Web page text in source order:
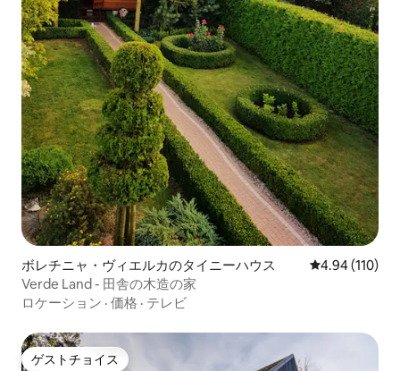
ボレチニャ・ヴィエルカのタイニーハウス レビュー110
4.94 (110)
Verde Land - 田舎の木造の家
ロケーション · 価格 · テレビ
ゲストチョイス
ゲストチョイス